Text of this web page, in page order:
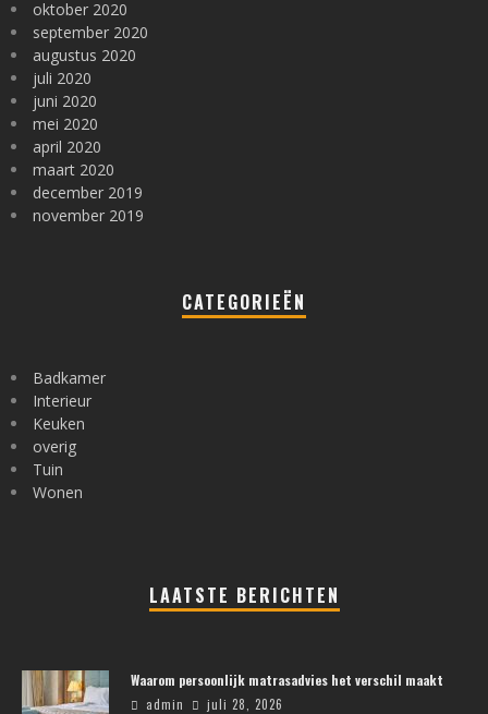
oktober 2020
september 2020
augustus 2020
juli 2020
juni 2020
mei 2020
april 2020
maart 2020
december 2019
november 2019
CATEGORIEËN
Badkamer
Interieur
Keuken
overig
Tuin
Wonen
LAATSTE BERICHTEN
Waarom persoonlijk matrasadvies het verschil maakt
admin juli 28, 2026